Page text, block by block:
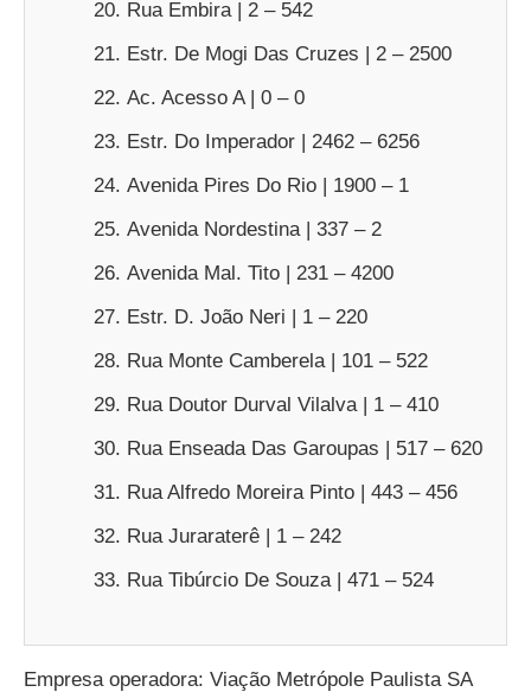
Rua Embira | 2 – 542
Estr. De Mogi Das Cruzes | 2 – 2500
Ac. Acesso A | 0 – 0
Estr. Do Imperador | 2462 – 6256
Avenida Pires Do Rio | 1900 – 1
Avenida Nordestina | 337 – 2
Avenida Mal. Tito | 231 – 4200
Estr. D. João Neri | 1 – 220
Rua Monte Camberela | 101 – 522
Rua Doutor Durval Vilalva | 1 – 410
Rua Enseada Das Garoupas | 517 – 620
Rua Alfredo Moreira Pinto | 443 – 456
Rua Juraraterê | 1 – 242
Rua Tibúrcio De Souza | 471 – 524
Empresa operadora: Viação Metrópole Paulista SA